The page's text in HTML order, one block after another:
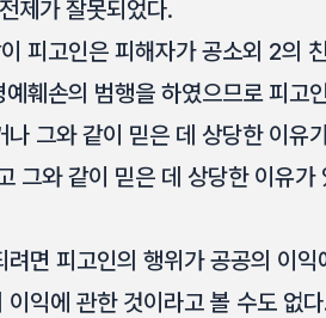
제가 잘못되었다.
피고인은 피해자가 공소외 2의
훼손의 범행을 하였으므로 피고
나 그와 같이 믿은 데 상당한 이유
그와 같이 믿은 데 상당한 이유가
려면 피고인의 행위가 공공의 이
익에 관한 것이라고 볼 수도 없